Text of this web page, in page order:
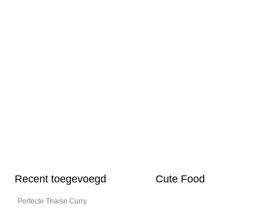
Recent toegevoegd
Perfecte Thaise Curry
Cute Food